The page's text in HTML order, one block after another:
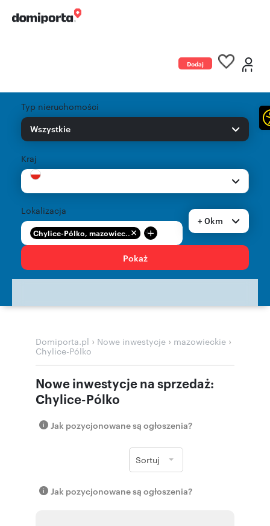
Dodaj
Typ nieruchomości
Wszystkie
Kraj
Lokalizacja
Chylice-Pólko, mazowiec... +
+ 0km
Pokaż
Domiporta.pl › Nowe inwestycje › mazowieckie ›
Chylice-Pólko
Nowe inwestycje na sprzedaż:
Chylice-Pólko
Jak pozycjonowane są ogłoszenia?
Sortuj
Jak pozycjonowane są ogłoszenia?